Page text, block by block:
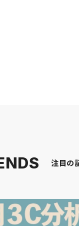
注目の